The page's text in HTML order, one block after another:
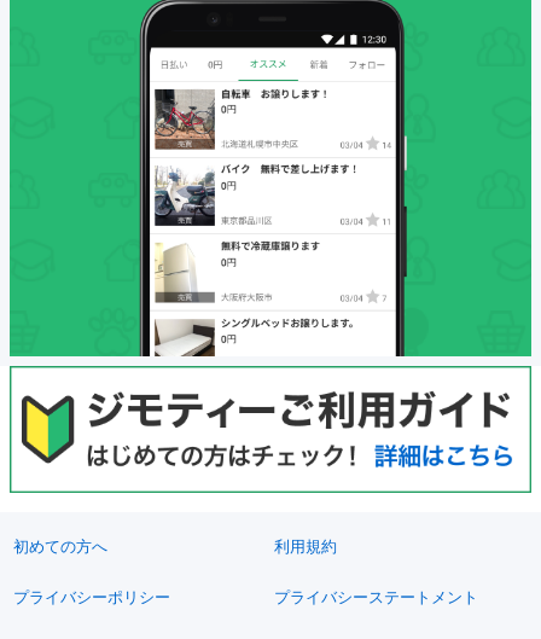
初めての方へ 利用規約
プライバシーポリシー プライバシーステートメント